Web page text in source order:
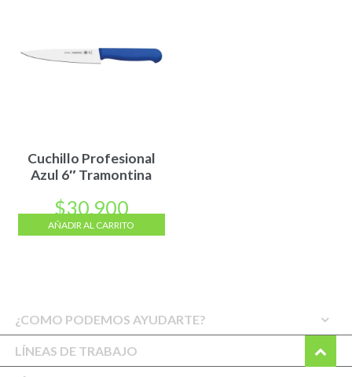
Cuchillo Profesional
Azul 6″ Tramontina
$30.900
AÑADIR AL CARRITO
¿COMO PODEMOS AYUDARTE?
LÍNEAS DE TRABAJO